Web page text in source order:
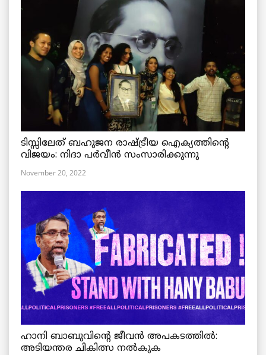
ടിസ്സിലേത് ബഹുജന രാഷ്ട്രീയ ഐക്യത്തിന്റെ
വിജയം: നിദാ പർവീൻ സംസാരിക്കുന്നു
November 20, 2022
ഹാനി ബാബുവിന്റെ ജീവൻ അപകടത്തിൽ:
അടിയന്തര ചികിത്സ നൽകുക